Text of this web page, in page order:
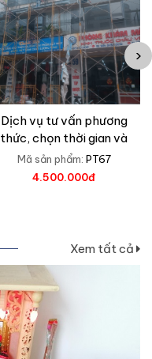
Dịch vụ tư vấn phương
thức, chọn thời gian và
cúng lễ tu sửa cơ quan và
doanh nghiệp
Mã sản phẩm: PT67
4.500.000đ
›
Xem tất cả